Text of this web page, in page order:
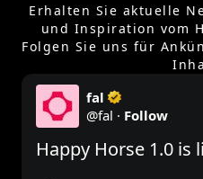
Erhalten Sie aktuelle
und Inspiration vom
Folgen Sie uns für
fal
@fal · Follow
Happy Horse 1.0 is